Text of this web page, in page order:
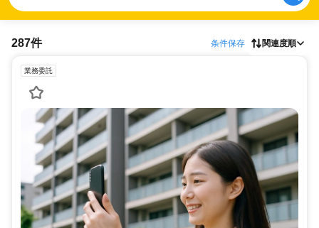
287件 条件保存 関連度順
業務委託